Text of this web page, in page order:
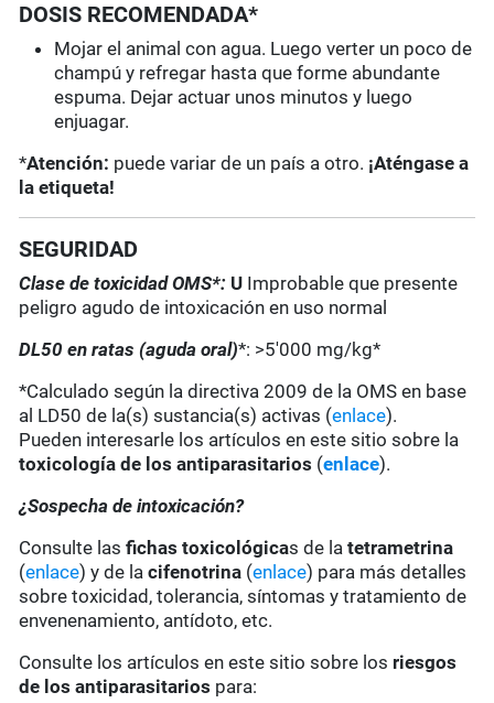
DOSIS RECOMENDADA*
Mojar el animal con agua. Luego verter un poco de
champú y refregar hasta que forme abundante
espuma. Dejar actuar unos minutos y luego
enjuagar.
*Atención: puede variar de un país a otro. ¡Aténgase a
la etiqueta!
SEGURIDAD
Clase de toxicidad OMS*: U Improbable que presente
peligro agudo de intoxicación en uso normal
DL50 en ratas (aguda oral)*: >5'000 mg/kg*
*Calculado según la directiva 2009 de la OMS en base
al LD50 de la(s) sustancia(s) activas (enlace).
Pueden interesarle los artículos en este sitio sobre la
toxicología de los antiparasitarios (enlace).
¿Sospecha de intoxicación?
Consulte lasfichas toxicológicas de latetrametrina
(enlace) y de lacifenotrina (enlace) para más detalles
sobre toxicidad, tolerancia, síntomas y tratamiento de
envenenamiento, antídoto, etc.
Consulte los artículos en este sitio sobre los riesgos
de los antiparasitarios para: